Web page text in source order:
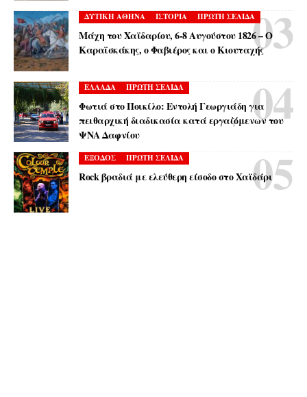
ΔΥΤΙΚΗ ΑΘΗΝΑ ΙΣΤΟΡΙΑ ΠΡΩΤΗ ΣΕΛΙΔΑ
Μάχη του Χαϊδαρίου, 6-8 Αυγούστου 1826 – Ο
Καραϊσκάκης, ο Φαβιέρος και ο Κιουταχής
ΕΛΛΑΔΑ ΠΡΩΤΗ ΣΕΛΙΔΑ
Φωτιά στο Ποικίλο: Εντολή Γεωργιάδη για
πειθαρχική διαδικασία κατά εργαζόμενων του
ΨΝΑ Δαφνίου
ΕΞΟΔΟΣ ΠΡΩΤΗ ΣΕΛΙΔΑ
Rock βραδιά με ελεύθερη είσοδο στο Χαϊδάρι